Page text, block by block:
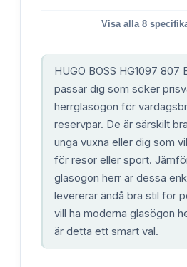
Visa alla 8
HUGO BOSS HG1097 807
passar dig som söker
herrglasögon för
reservpar. De är särskilt
unga vuxna eller dig som
för resor eller sport.
glasögon herr är dessa
levererar ändå bra stil för
vill ha moderna glasögon
är detta ett smart val.